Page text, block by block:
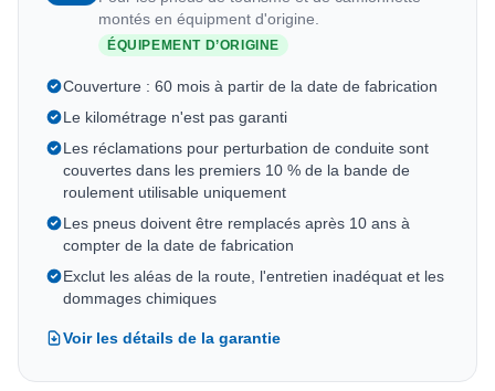
montés en équipment d'origine.
ÉQUIPEMENT D’ORIGINE
Couverture : 60 mois à partir de la date de fabrication
Le kilométrage n'est pas garanti
Les réclamations pour perturbation de conduite sont
couvertes dans les premiers 10 % de la bande de
roulement utilisable uniquement
Les pneus doivent être remplacés après 10 ans à
compter de la date de fabrication
Exclut les aléas de la route, l'entretien inadéquat et les
dommages chimiques
Voir les détails de la garantie